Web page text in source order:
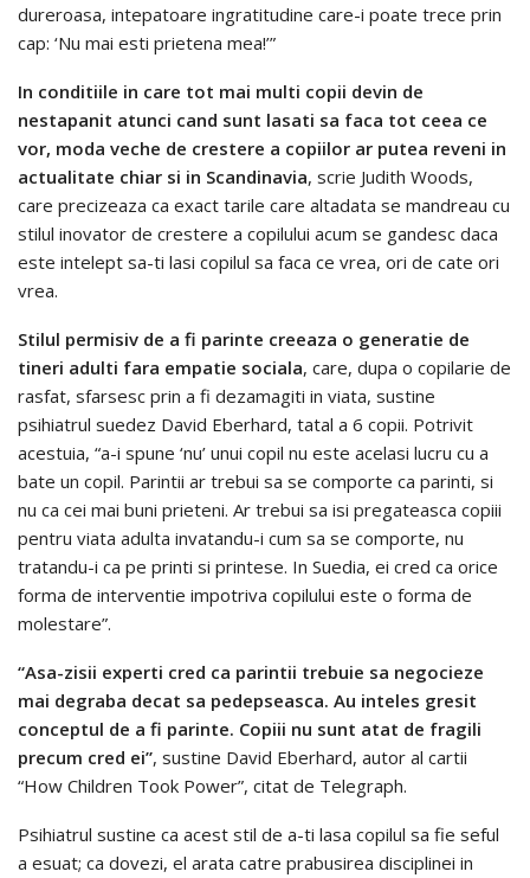
dureroasa, intepatoare ingratitudine care-i poate trece prin
cap: ‘Nu mai esti prietena mea!’”
In conditiile in care tot mai multi copii devin de
nestapanit atunci cand sunt lasati sa faca tot ceea ce
vor, moda veche de crestere a copiilor ar putea reveni in
actualitate chiar si in Scandinavia, scrie Judith Woods,
care precizeaza ca exact tarile care altadata se mandreau cu
stilul inovator de crestere a copilului acum se gandesc daca
este intelept sa-ti lasi copilul sa faca ce vrea, ori de cate ori
vrea.
Stilul permisiv de a fi parinte creeaza o generatie de
tineri adulti fara empatie sociala, care, dupa o copilarie de
rasfat, sfarsesc prin a fi dezamagiti in viata, sustine
psihiatrul suedez David Eberhard, tatal a 6 copii. Potrivit
acestuia, “a-i spune ‘nu’ unui copil nu este acelasi lucru cu a
bate un copil. Parintii ar trebui sa se comporte ca parinti, si
nu ca cei mai buni prieteni. Ar trebui sa isi pregateasca copiii
pentru viata adulta invatandu-i cum sa se comporte, nu
tratandu-i ca pe printi si printese. In Suedia, ei cred ca orice
forma de interventie impotriva copilului este o forma de
molestare”.
“Asa-zisii experti cred ca parintii trebuie sa negocieze
mai degraba decat sa pedepseasca. Au inteles gresit
conceptul de a fi parinte. Copiii nu sunt atat de fragili
precum cred ei”, sustine David Eberhard, autor al cartii
“How Children Took Power”, citat de Telegraph.
Psihiatrul sustine ca acest stil de a-ti lasa copilul sa fie seful
a esuat; ca dovezi, el arata catre prabusirea disciplinei in